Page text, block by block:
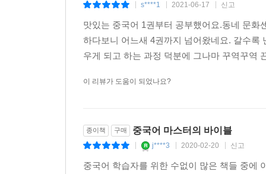
s****1 2021-06-17 신고
맛있는 중국어 1권부터 공부했어요.동네 문
하다보니 어느새 4권까지 넘어왔네요. 갈수록
우게 되고 하는 과정 덕분에 그나마 꾸역꾸역
이 리뷰가 도움이 되었나요?
종이책 구매 중국어 마스터의 바이블
j****3 2020-02-20 신고
중국어 학습자를 위한 수없이 많은 책들 중에